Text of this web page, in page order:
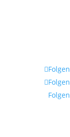
Folgen
Folgen
Folgen